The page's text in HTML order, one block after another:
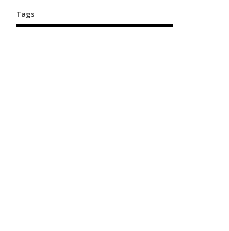
Tags